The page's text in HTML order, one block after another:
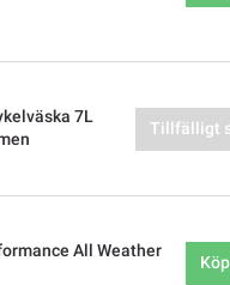
7L
Tillfälligt
All Weather